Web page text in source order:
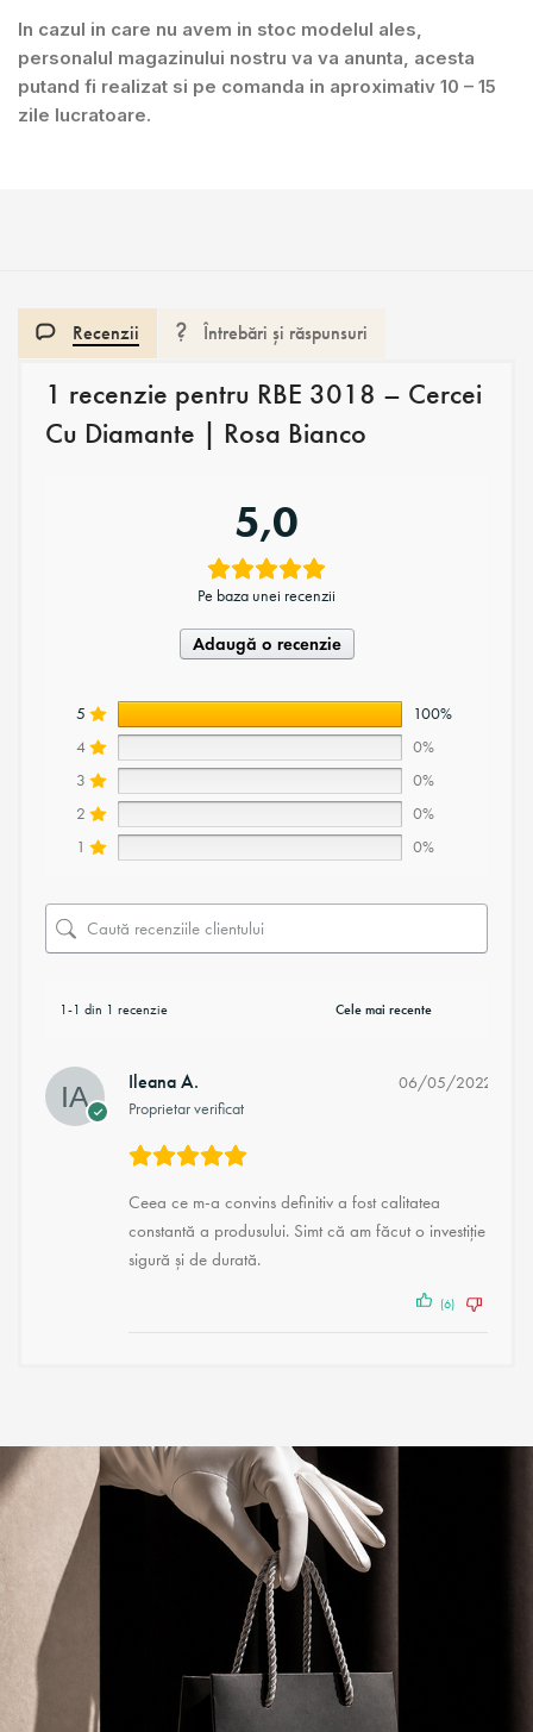
In cazul in care nu avem in stoc modelul ales,
personalul magazinului nostru va va anunta, acesta
putand fi realizat si pe comanda in aproximativ 10 – 15
zile lucratoare.
Recenzii Întrebări și răspunsuri
1 recenzie pentru RBE 3018 – Cercei
Cu Diamante | Rosa Bianco
5,0
Pe baza unei recenzii
Adaugă o recenzie
5
100%
4
0%
3
0%
2
0%
1
0%
1-1 din 1 recenzie
Ileana A.
Proprietar verificat
06/05/2022
Ceea ce m-a convins definitiv a fost calitatea
constantă a produsului. Simt că am făcut o investiție
sigură și de durată.
(6)